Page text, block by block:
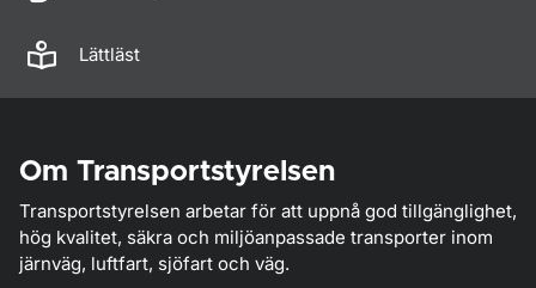
Lättläst
Om Transportstyrelsen
Transportstyrelsen arbetar för att uppnå god tillgänglighet,
hög kvalitet, säkra och miljöanpassade transporter inom
järnväg, luftfart, sjöfart och väg.